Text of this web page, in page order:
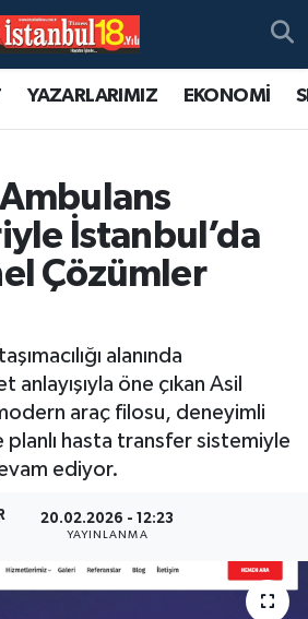
YAZARLARIMIZ EKONOMİ
İstanbul’da
Çözümler
alanında
öne çıkan Asil
araç filosu, deneyimli
planlı hasta transfer sistemiyle
ediyor.
20.02.2026 - 12:23
YAYINLANMA